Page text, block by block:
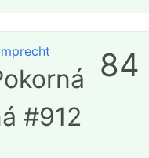
#912
84